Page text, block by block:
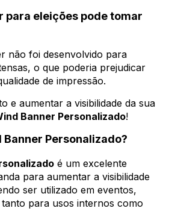
para eleições pode tomar
não foi desenvolvido para
o que poderia prejudicar
de impressão.
e aumentar a visibilidade da sua
Banner Personalizado!
Banner Personalizado?
é um excelente
para aumentar a visibilidade
ser utilizado em eventos,
para usos internos como